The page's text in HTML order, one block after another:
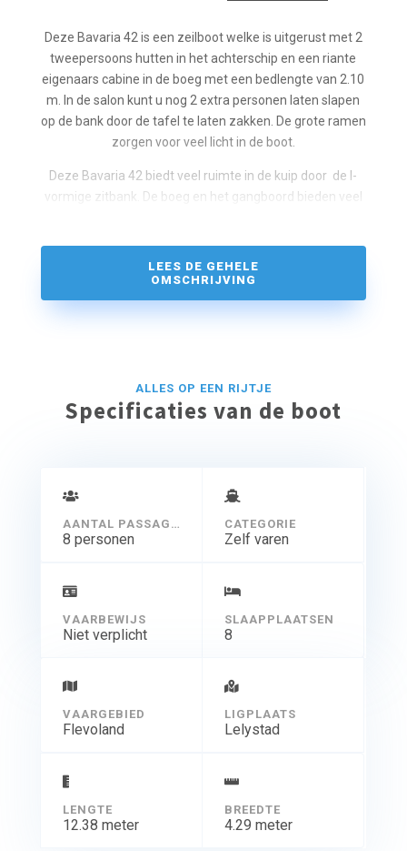
Deze Bavaria 42 is een zeilboot welke is uitgerust met 2
tweepersoons hutten in het achterschip en een riante
eigenaars cabine in de boeg met een bedlengte van 2.10
m. In de salon kunt u nog 2 extra personen laten slapen
op de bank door de tafel te laten zakken. De grote ramen
zorgen voor veel licht in de boot.
Deze Bavaria 42 biedt veel ruimte in de kuip door de l-
vormige zitbank. De boeg en het gangboord bieden veel
dit een boot waar u mee voor de dag kunt komen!
LEES DE GEHELE
OMSCHRIJVING
ALLES OP EEN RIJTJE
Specificaties van de boot
AANTAL PASSAGIERS
8 personen
CATEGORIE
Zelf varen
VAARBEWIJS
Niet verplicht
SLAAPPLAATSEN
8
VAARGEBIED
Flevoland
LIGPLAATS
Lelystad
LENGTE
12.38 meter
BREEDTE
4.29 meter